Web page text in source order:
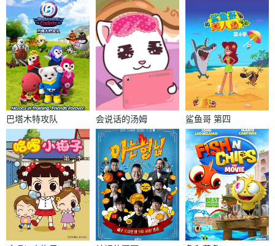
巴塔木特攻队
会说话的汤姆
猫迷你家族
鲨鱼哥 第四
季